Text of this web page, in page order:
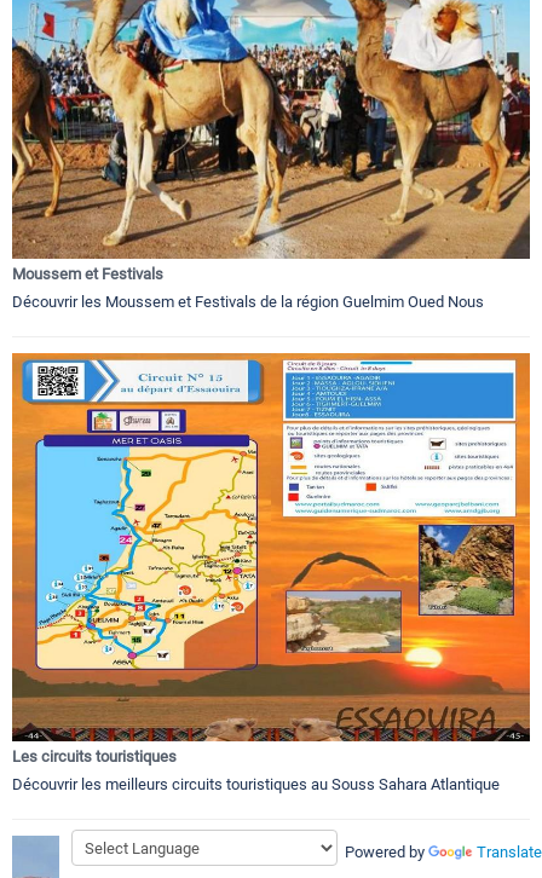
Moussem et Festivals
Découvrir les Moussem et Festivals de la région Guelmim Oued Nous
Les circuits touristiques
Découvrir les meilleurs circuits touristiques au Souss Sahara Atlantique
Powered by Translate